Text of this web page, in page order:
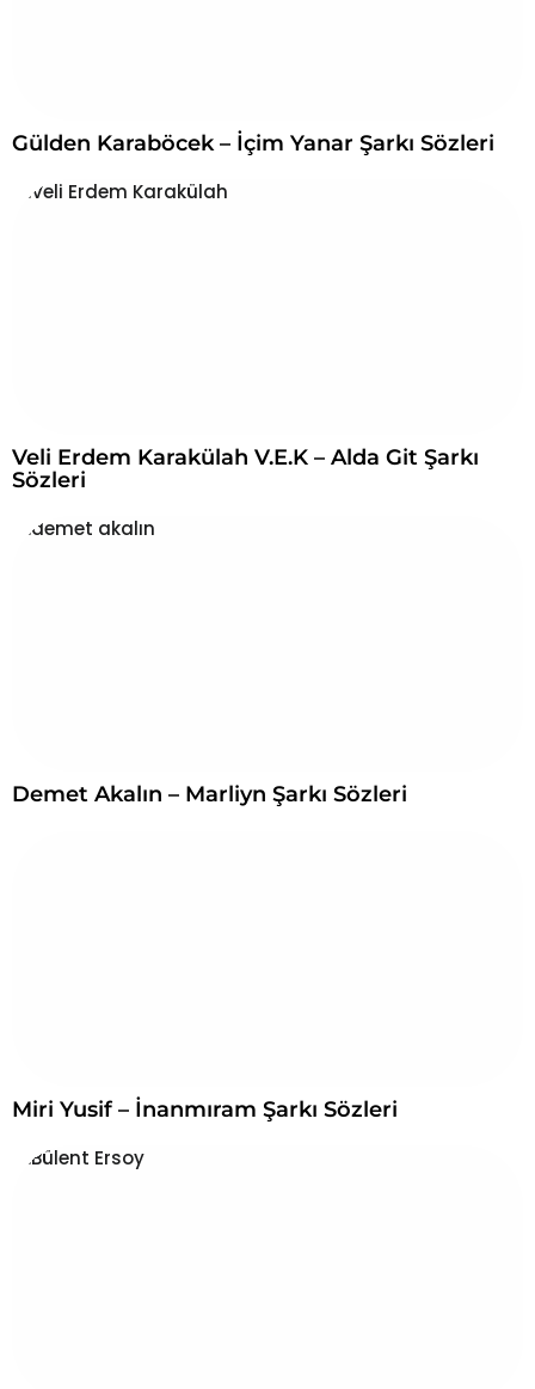
Gülden Karaböcek – İçim Yanar Şarkı Sözleri
Veli Erdem Karakülah V.E.K – Alda Git Şarkı
Sözleri
Demet Akalın – Marliyn Şarkı Sözleri
Miri Yusif – İnanmıram Şarkı Sözleri